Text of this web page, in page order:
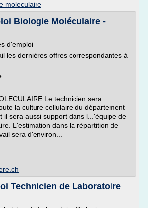
moleculaire
Biologie Moléculaire -
d'emploi
les dernières offres correspondantes à
Le technicien sera
la culture cellulaire du département
il sera aussi support dans l...'équipe de
L'estimation dans la répartition de
sera d'environ...
Technicien de Laboratoire